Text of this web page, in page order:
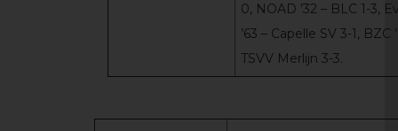
0, NOAD ’32 – BLC 1-3,
’63 – Capelle SV 3-1, BZC
TSVV Merlijn 3-3.